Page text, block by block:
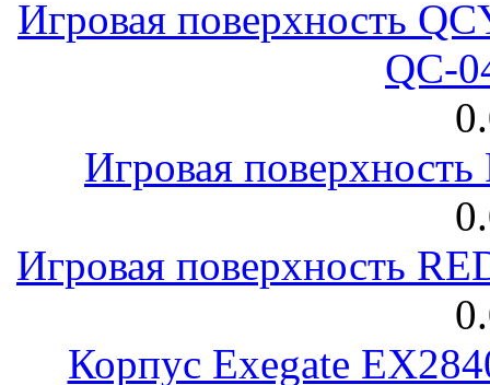
Игровая поверхность
QC-
Игровая
Игровая поверхность
Корпус Exegate